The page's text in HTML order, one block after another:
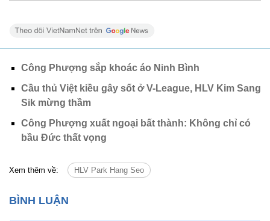
Công Phượng sắp khoác áo Ninh Bình
Cầu thủ Việt kiều gây sốt ở V-League, HLV Kim Sang
Sik mừng thầm
Công Phượng xuất ngoại bất thành: Không chỉ có
bầu Đức thất vọng
Xem thêm về: HLV Park Hang Seo